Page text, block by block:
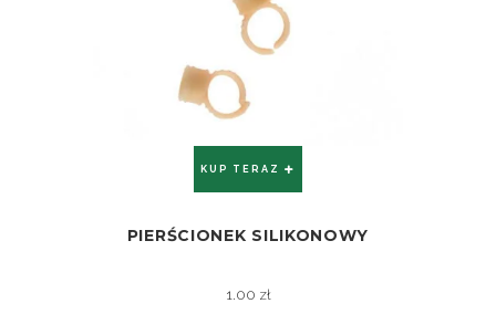
ZOBACZ
KUP TERAZ
PIERŚCIONEK SILIKONOWY
1.00 zł